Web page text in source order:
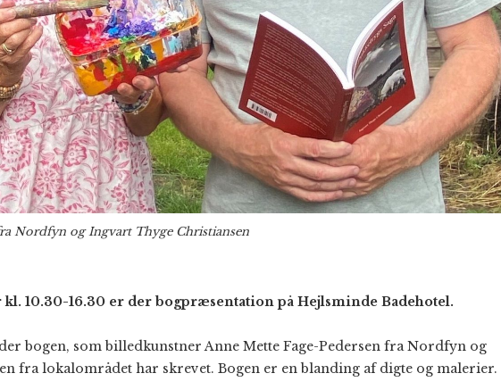
Nordfyn og Ingvart Thyge Christiansen
kl. 10.30-16.30 er der bogpræsentation på Hejlsminde Badehotel.
bogen, som billedkunstner Anne Mette Fage-Pedersen fra Nordfyn og
fra lokalområdet har skrevet. Bogen er en blanding af digte og malerier.